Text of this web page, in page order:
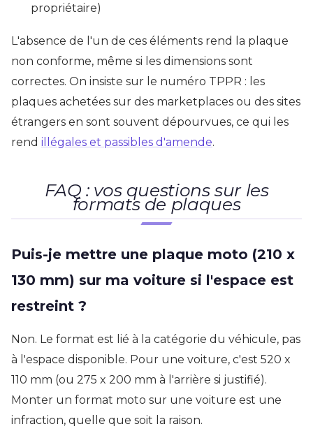
propriétaire)
L'absence de l'un de ces éléments rend la plaque
non conforme, même si les dimensions sont
correctes. On insiste sur le numéro TPPR : les
plaques achetées sur des marketplaces ou des sites
étrangers en sont souvent dépourvues, ce qui les
rend illégales et passibles d'amende.
FAQ : vos questions sur les
formats de plaques
Puis-je mettre une plaque moto (210 x
130 mm) sur ma voiture si l'espace est
restreint ?
Non. Le format est lié à la catégorie du véhicule, pas
à l'espace disponible. Pour une voiture, c'est 520 x
110 mm (ou 275 x 200 mm à l'arrière si justifié).
Monter un format moto sur une voiture est une
infraction, quelle que soit la raison.